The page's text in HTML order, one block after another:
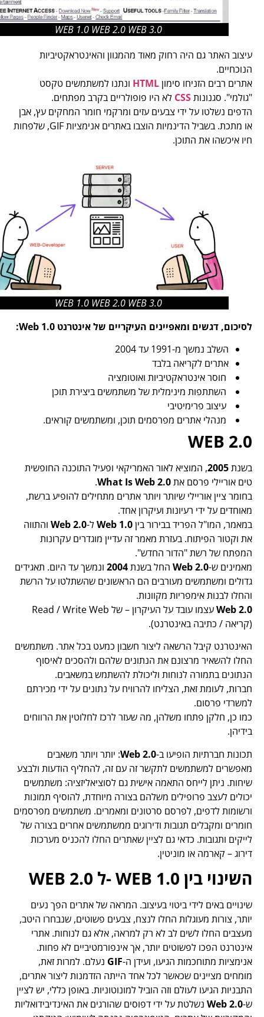
WEB 1.0 WEB 2.0 WEB 3.0
עיצוב האתר גם היה רחוק מאוד מהמגוון והאינטראקטיביות
הנוכחיים.
אתרים רבים הזניחו סימוןHTMLונתנו למשתמשים טקסט
"גולמי". סגנונותCSSלא היו פופולריים בקרב מפתחים.
הדפים נשלטו על ידי צבעים עזים ומרקמי חומר המחקים עץ, אבן
או מתכת. בשביל הדינמיות הוצבו באתרים אנימציות GIF, שלפחות
חיו איכשהו את התוכן.
WEB 1.0 WEB 2.0 WEB 3.0
לסיכום, דגשים ומאפיינים העיקריים של אינטרנט Web 1.0:
השלב נמשך מ-1991 עד 2004
אתרים לקריאה בלבד
חוסר אינטראקטיביות ואוטומציה
השתתפות מינימלית של משתמשים ביצירת תוכן
עיצוב פרימיטיבי
מנהלי אתרים מפרסמים תוכן, ומשתמשים קוראים.
WEB 2.0
בשנת2005, המוציא לאור האמריקאי ופעיל התוכנה החופשית
טים ​​אוריילי פרסם אתWhat Is Web 2.0
.
בחומר ציין אוריילי שיותר ויותר אתרים מתחילים להופיע ברשת,
מאוחדים על ידי רעיונות ועיקרון אחד.
במאמר, המו"ל הפריד בבירור ביןWeb 1.0ל-Web 2.0והתווה
את וקטור הפיתוח. בעזרת מאמר זה עדיין מוגדרים עקרונות
המפתח של רשת "הדור החדש".
מאמינים ש- Web 2.0החל בשנת2004ונמשך עד היום. תאגידים
גדולים ומשתמשים מעורבים הם הראשונים שהשתלטו על הרשת
והחלו לבנות אימפריות מקוונות.
Web 2.0
עצמו עובד על העיקרון – של Read / Write Web
(קריאה / כתיבה באינטרנט).
האינטרנט קיבל הרשאה ליצור חשבון כמעט בכל אתר. משתמשים
החלו להשאיר מרצונם את הנתונים שלהם ולהסכים לאיסוף
הנתונים בתמורה לנוחות וליכולת להשתמש במשאבים.
חברות, לעומת זאת, הצליחו להרוויח על נתונים על ידי מכירתם
למשרדי פרסום.
כמו כן, חלקן פתחו משלהן, מה שעזר לרכז לחלוטין את הרווחים
בידיהן.
תכונות חברתיות הופיעו ב-Web 2.0: יותר ויותר משאבים
מאפשרים למשתמשים לתקשר זה עם זה, להחליף הודעות ולבצע
שיחות. ניתן לייחס התאמה אישית גם לסוציאליזציה: משתמשים
יכולים לעצב פרופילים משלהם בצורה מיוחדת, להוסיף תמונות
ורשומות לדפים, לפרסם סרטונים ומאמרים. משתמשים מפרסמים
חומרים ומקבלים תגובות ודירוגים ממשתמשים אחרים בצורה של
לייקים ותגובות. כדאי גם לציין שאתרים החלו להכניס מערכות
דירוג – קארמה או מוניטין.
השינוי בין WEB 1.0 -ל WEB 2.0
שינויים באים לידי ביטוי בעיצוב. המראה של אתרים הפך נעים
יותר, צורות מעוגלות החלו לנצח, צבעים פשוטים, שנבחרו היטב,
מעצבים החלו לשים לב לא רק למראה, אלא גם לנוחות. אתרי
אינטרנט הפכו לפשוטים יותר, אך אינפורמטיביים לא פחות.
אנימציות מתוחכמות הגיעו, ועידן ה- GIFנעלם. למרות זאת,
מומחים מציינים שכאשר לכל אחד הייתה הזדמנות ליצור אתרים,
התבניות הגיעו לעולם וזה הוביל למונוטוניות. באופן כללי, יש לציין
Web2.0
נשלטת על ידי דפוסים שהורגים את האינדיבידואליות